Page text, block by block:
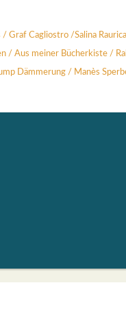
/ Graf Cagli­os­tro /Sali­na Rau­rica
/ Aus mei­ner Bücher­kis­te /
Däm­me­rung / Manès